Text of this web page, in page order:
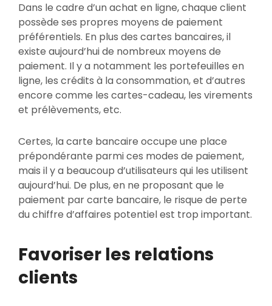
Dans le cadre d’un achat en ligne, chaque client
possède ses propres moyens de paiement
préférentiels. En plus des cartes bancaires, il
existe aujourd’hui de nombreux moyens de
paiement. Il y a notamment les portefeuilles en
ligne, les crédits à la consommation, et d’autres
encore comme les cartes-cadeau, les virements
et prélèvements, etc.
Certes, la carte bancaire occupe une place
prépondérante parmi ces modes de paiement,
mais il y a beaucoup d’utilisateurs qui les utilisent
aujourd’hui. De plus, en ne proposant que le
paiement par carte bancaire, le risque de perte
du chiffre d’affaires potentiel est trop important.
Favoriser les relations
clients